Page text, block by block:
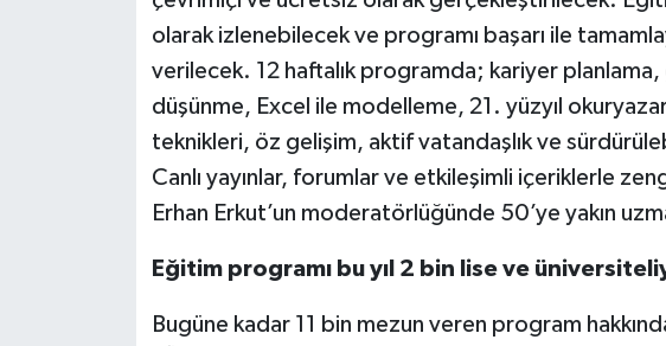
olarak izlenebilecek ve programı başarı ile
verilecek. 12 haftalık programda; kariyer
düşünme, Excel ile modelleme, 21. yüzyıl
teknikleri, öz gelişim, aktif vatandaşlık ve
Canlı yayınlar, forumlar ve etkileşimli içeriklerle
Erhan Erkut’un moderatörlüğünde 50’ye yakın
Eğitim programı bu yıl 2 bin lise ve
Bugüne kadar 11 bin mezun veren program